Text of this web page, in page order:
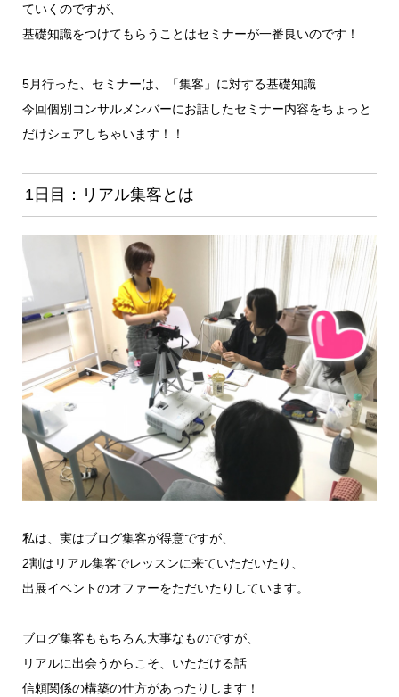
ていくのですが、
基礎知識をつけてもらうことはセミナーが一番良いのです！
5月行った、セミナーは、「集客」に対する基礎知識
今回個別コンサルメンバーにお話したセミナー内容をちょっと
だけシェアしちゃいます！！
1日目：リアル集客とは
私は、実はブログ集客が得意ですが、
2割はリアル集客でレッスンに来ていただいたり、
出展イベントのオファーをただいたりしています。
ブログ集客ももちろん大事なものですが、
リアルに出会うからこそ、いただける話
信頼関係の構築の仕方があったりします！